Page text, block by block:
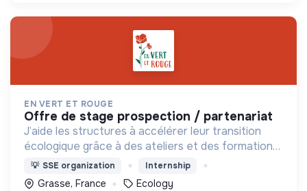
EN VERT ET ROUGE
offre de stage prospection / partenariat
J’aide les structures à accélérer leur transition
écologique grâce à des ateliers et des formations.
Mon objectif : rendre ces sujets accessibles pour
mobiliser les équipes et créer un impact durable.
💡 SSE organization Internship
Grasse, France Ecology